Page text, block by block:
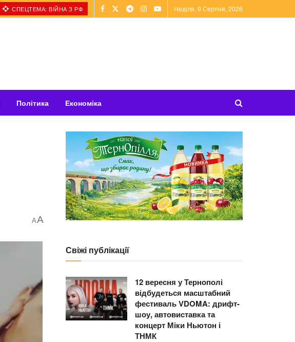
СПЕЦТЕМА: ВІЙНА З РФ Неділя, 9 Серпня, 2026
Політика Економіка
AA
Свіжі публікації
12 вересня у Тернополі
відбудеться масштабний
фестиваль VDOMA: дрифт-
шоу, автовиставка та
концерт Міки Ньютон і
ТНМК